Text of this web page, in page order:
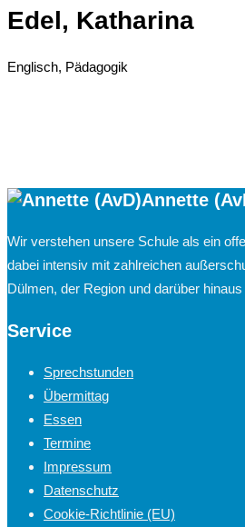
Edel, Katharina
Englisch, Pädagogik
Annette
Wir verstehen unsere Schule als ein
dabei intensiv mit zahlreichen
Dülmen, der Region und darüber
Service
Sprechstunden
Übermittag
Essen
Termine
Impressum
Datenschutz
Cookie-Richtlinie (EU)